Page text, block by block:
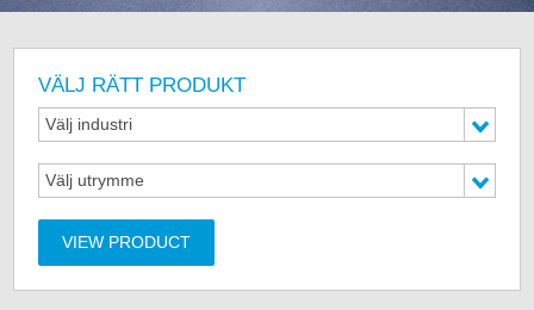
VÄLJ RÄTT PRODUKT
Välj industri
Välj utrymme
VIEW PRODUCT